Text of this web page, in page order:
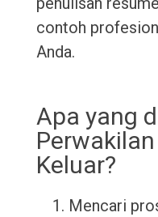
contoh
Anda.
Apa yang
Keluar?
Mencari